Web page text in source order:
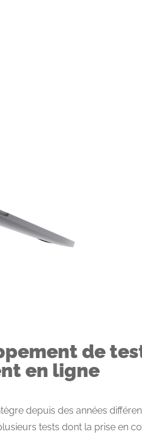
de
en ligne
depuis des années
tests dont la prise en